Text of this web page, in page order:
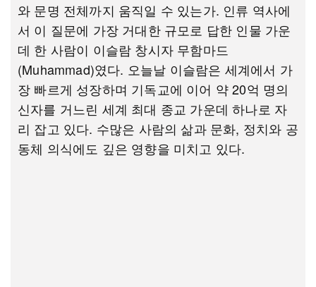
와 문명 전체까지 움직일 수 있는가. 인류 역사에
서 이 질문에 가장 거대한 규모로 답한 인물 가운
데 한 사람이 이슬람 창시자 무함마드
(Muhammad)였다. 오늘날 이슬람은 세계에서 가
장 빠르게 성장하며 기독교에 이어 약 20억 명의
신자를 거느린 세계 최대 종교 가운데 하나로 자
리 잡고 있다. 수많은 사람의 삶과 문화, 정치와 공
동체 의식에도 깊은 영향을 미치고 있다.